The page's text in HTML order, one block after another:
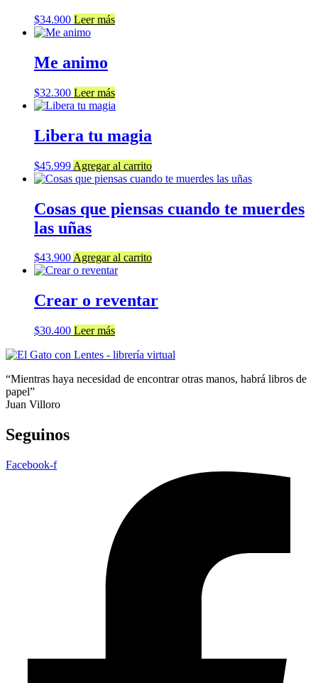
$34.900 Leer más
Me animo
$32.300 Leer más
Libera tu magia
$45.999 Agregar al carrito
Cosas que piensas cuando te muerdes
las uñas
$43.900Agregar al carrito
Crear o reventar
$30.400 Leer más
“Mientras haya necesidad de encontrar otras manos, habrá libros de
papel”
Juan Villoro
Seguinos
Facebook-f